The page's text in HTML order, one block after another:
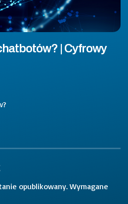
| Cyfrowy
opublikowany. Wymagane